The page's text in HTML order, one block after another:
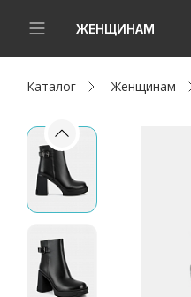
ЖЕНЩИНАМ
Новинки
Женщинам
Мужчинам
Капсула
Каталог Женщинам